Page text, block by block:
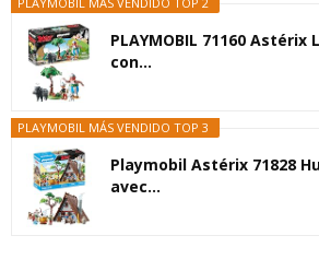
PLAYMOBIL 71160 Astérix
con...
PLAYMOBIL MÁS VENDIDO TOP 3
Playmobil Astérix 71828
avec...